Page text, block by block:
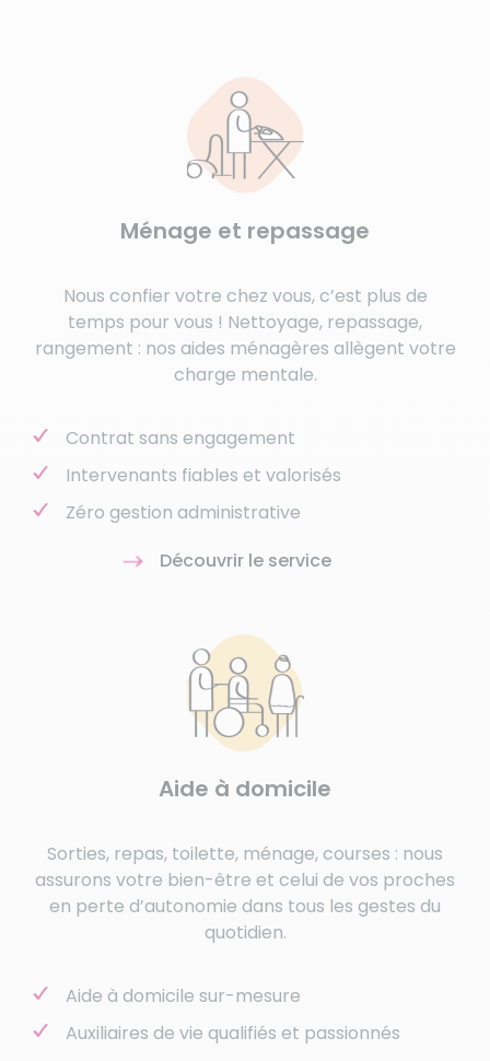
Ménage et repassage
Nous confier votre chez vous, c’est plus de
temps pour vous ! Nettoyage, repassage,
rangement : nos aides ménagères allègent votre
charge mentale.
Contrat sans engagement
Intervenants fiables et valorisés
Zéro gestion administrative
Découvrir le service
Aide à domicile
Sorties, repas, toilette, ménage, courses : nous
assurons votre bien-être et celui de vos proches
en perte d’autonomie dans tous les gestes du
quotidien.
Aide à domicile sur-mesure
Auxiliaires de vie qualifiés et passionnés